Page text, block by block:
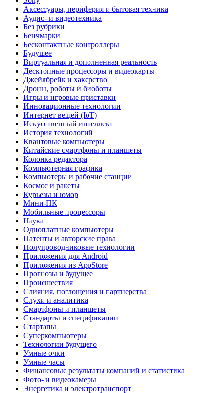
Аксессуары, периферия и бытовая техника
Аудио- и видеотехника
Без рубрики
Бенчмарки
Бесконтактные контроллеры
Будущее
Виртуальная и дополненная реальность
Десктопные процессоры и видеокарты
Джейлбрейк и хакерство
Дроны, роботы и биоботы
Игры и игровые приставки
Инновационные технологии
Интернет вещей (IoT)
Искусственный интеллект
История технологий
Квантовые компьютеры
Китайские смартфоны и планшеты
Колонка редактора
Компьютерная графика
Компьютеры и рабочие станции
Космос и ракеты
Курьезы и юмор
Мини-ПК
Мобильные процессоры
Наука
Одноплатные компьютеры
Патенты и авторские права
Полупроводниковые технологии
Приложения для Android
Приложения из AppStore
Прогнозы и будущее
Происшествия
Слияния, поглощения и партнерства
Слухи и аналитика
Смартфоны и планшеты
Стандарты и спецификации
Стартапы
Суперкомпьютеры
Технологии будущего
Умные очки
Умные часы
Финансовые результаты компаний и статистика
Фото- и видеокамеры
Энергетика и электротранспорт